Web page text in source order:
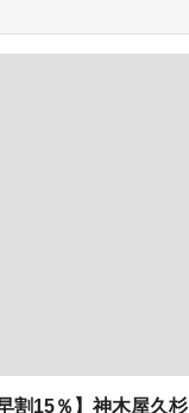
早割15％】神木屋久